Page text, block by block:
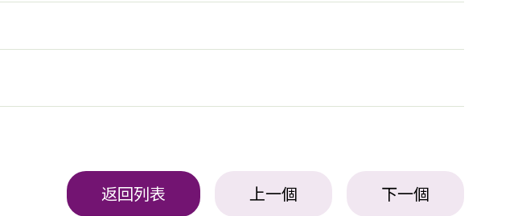
返回列表 上一個 下一個